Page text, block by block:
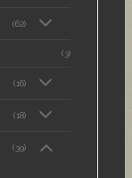
(62)
(3)
(16)
(18)
(39)